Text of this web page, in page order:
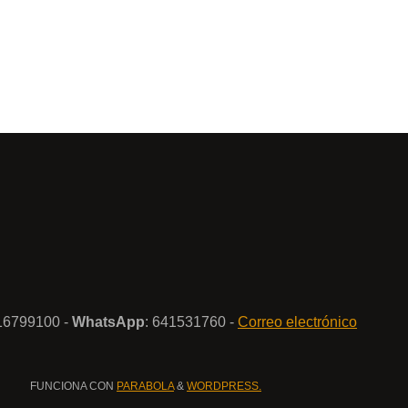
- WhatsApp: 641531760 - Correo electrónico
FUNCIONA CON PARABOLA& WORDPRESS.